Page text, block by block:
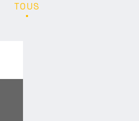
TOUS